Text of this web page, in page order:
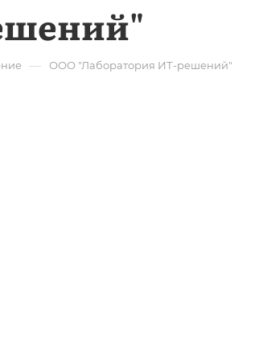
— ООО "Лаборатория ИТ-решений"